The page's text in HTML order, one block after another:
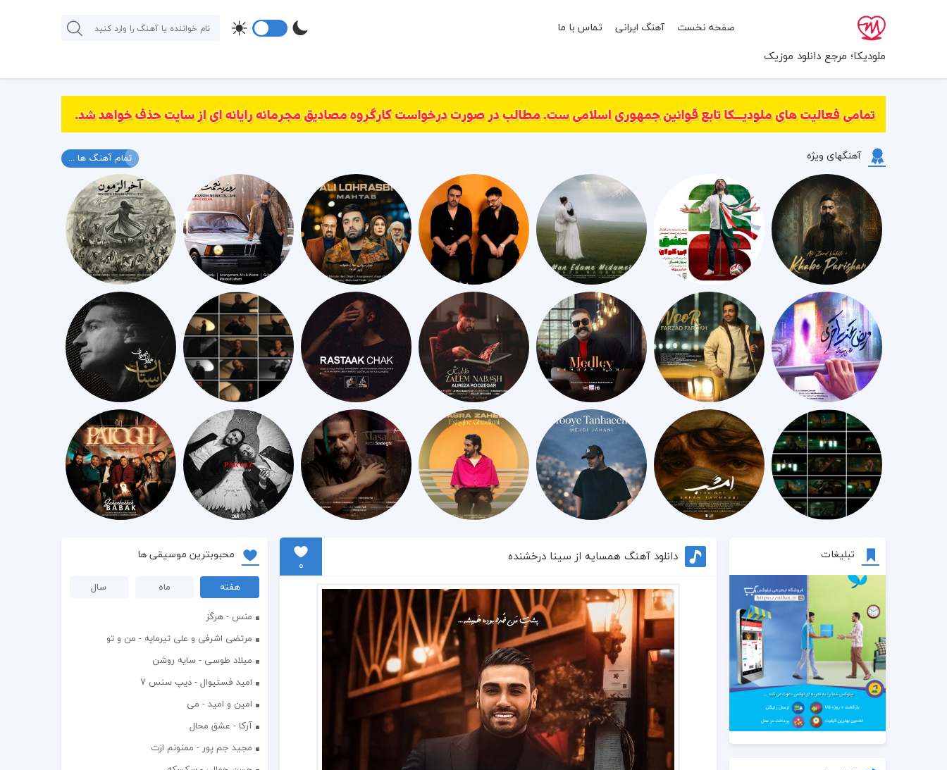
ملودیکا؛ مرجع دانلود موزیک
صفحه نخست آهنگ ایرانی تماس با ما
آهنگهای ویژه تمام آهنگ ها ...
تبلیغات دانلود آهنگ همسایه از سینا درخشنده
0
محبوبترین موسیقی ها
هفته ماه
سال
منس - هرگز
مرتضی اشرفی و علی تیرمایه - من و تو
میلاد طوسی - سایه روشن
اميد فستيوال - ديپ سنس ۷
امین و امید - می
آرکا - عشق محال
مجید جم پور - ممنونم ازت